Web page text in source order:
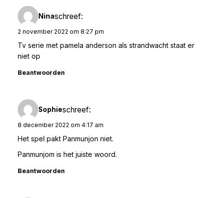
Ninaschreef:
2 november 2022 om 8:27 pm
Tv serie met pamela anderson als strandwacht staat er
niet op
Beantwoorden
Sophieschreef:
8 december 2022 om 4:17 am
Het spel pakt Panmunjon niet.
Panmunjom is het juiste woord.
Beantwoorden